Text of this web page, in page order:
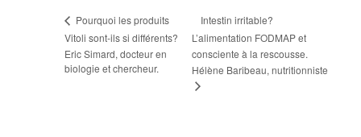
Pourquoi les produits
Vitoli sont-ils si différents?
Eric Simard, docteur en
biologie et chercheur.
Intestin irritable?
L’alimentation FODMAP et
consciente à la rescousse.
Hélène Baribeau, nutritionniste